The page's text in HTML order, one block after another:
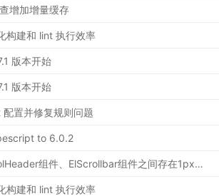
增加增量缓存
构建和 lint 执行效率
版本开始
版本开始
置并修复规则问题
to 6.0.2
修复Logo组件与ToolHeader组件、ElScrollbar组件之间存在1px留白的问题
构建和 lint 执行效率